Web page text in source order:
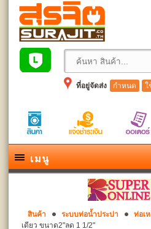
ที่อยู่จัดส่ง กำหนด ใ
เมนู
สินค้า ระบบท่อน้ำประปา ท่อเ
เดียว ขนาด2"ลด 1 1/2"